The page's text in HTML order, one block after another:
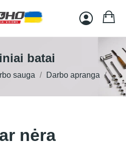
batai
sauga Darbo apranga
nėra